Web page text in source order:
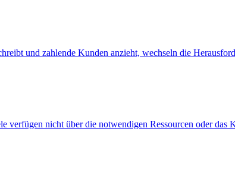
und zahlende Kunden anzieht, wechseln die
verfügen nicht über die notwendigen Ressourcen oder